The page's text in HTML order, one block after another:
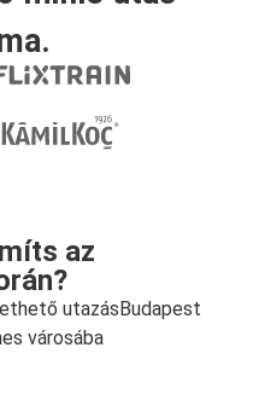
az
utazásBudapest
városába